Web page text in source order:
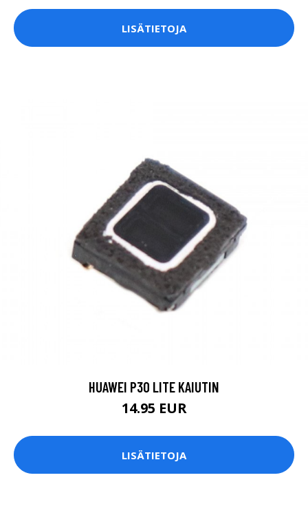
LISÄTIETOJA
HUAWEI P30 LITE KAIUTIN
14.95 EUR
LISÄTIETOJA